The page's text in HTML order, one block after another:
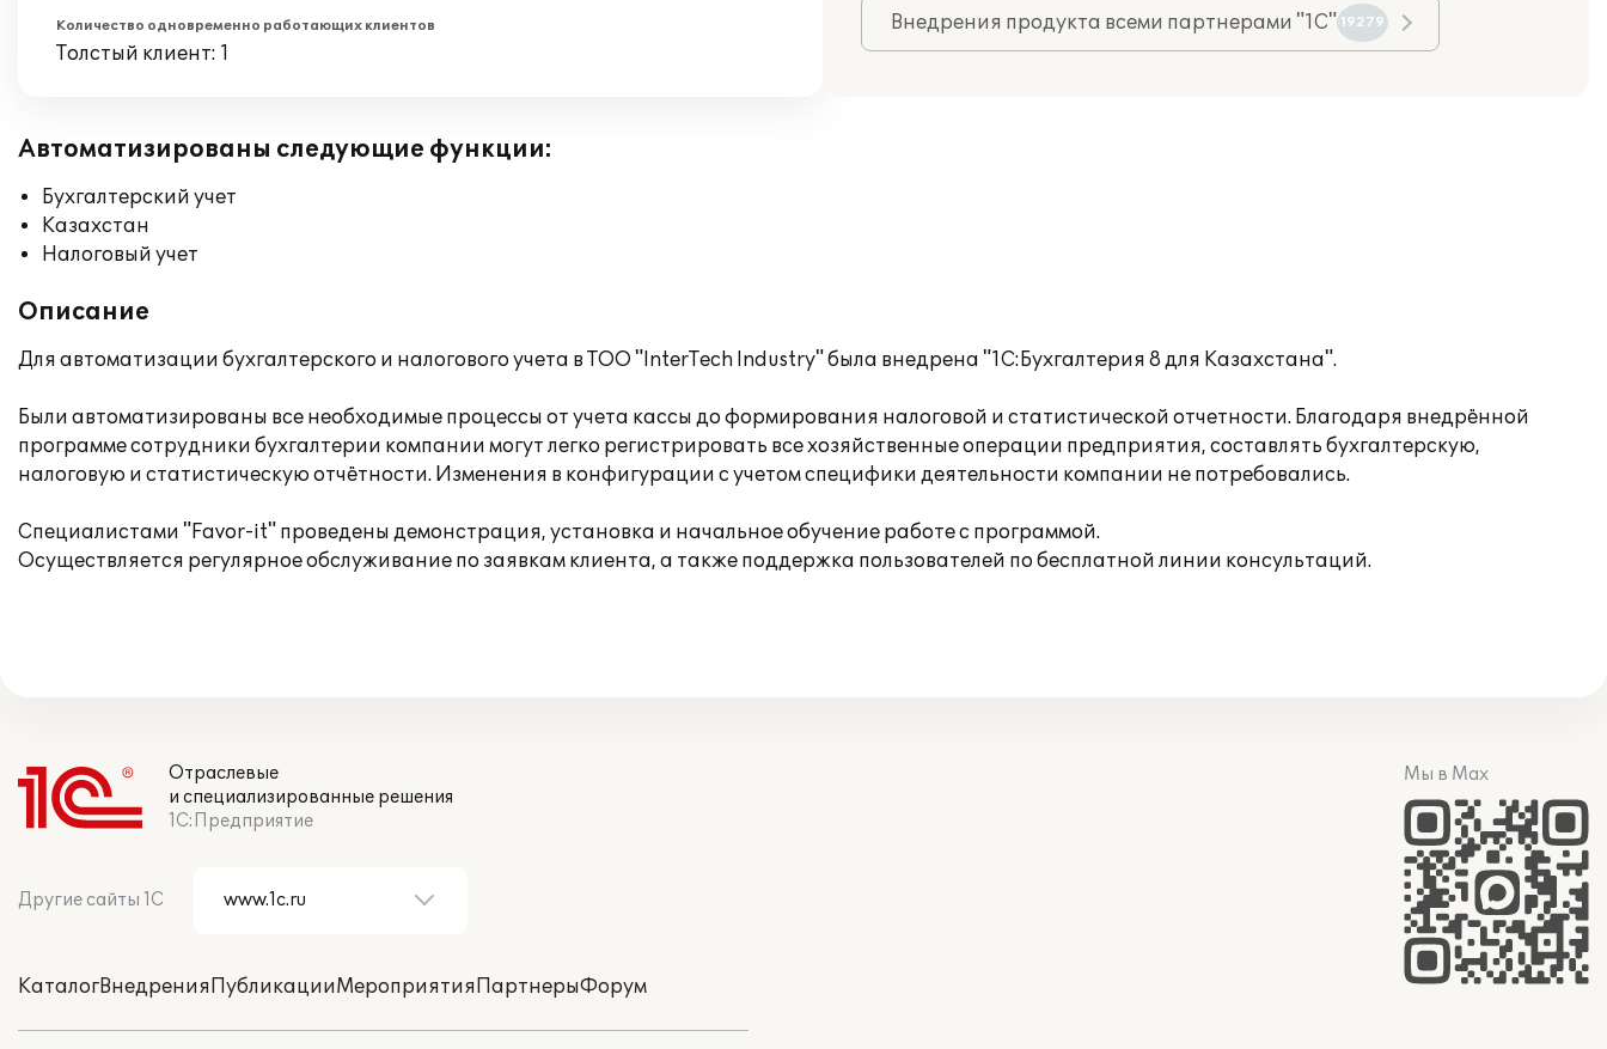
Количество одновременно работающих клиентов
Толстый клиент: 1
Внедрения продукта всеми партнерами "1С" 19279
Автоматизированы следующие функции:
Бухгалтерский учет
Казахстан
Налоговый учет
Описание
Для автоматизации бухгалтерского и налогового учета в ТОО "InterTech Industry" была внедрена "1С:Бухгалтерия 8 для Казахстана".
Были автоматизированы все необходимые процессы от учета кассы до формирования налоговой и статистической отчетности. Благодаря внедрённой
программе сотрудники бухгалтерии компании могут легко регистрировать все хозяйственные операции предприятия, составлять бухгалтерскую,
налоговую и статистическую отчётности. Изменения в конфигурации с учетом специфики деятельности компании не потребовались.
Специалистами "Favor-it" проведены демонстрация, установка и начальное обучение работе с программой.
Осуществляется регулярное обслуживание по заявкам клиента, а также поддержка пользователей по бесплатной линии консультаций.
Отраслевые
и специализированные решения
1С:Предприятие
Другие сайты 1С
КаталогВнедренияПубликацииМероприятияПартнерыФорум
Мы в Max